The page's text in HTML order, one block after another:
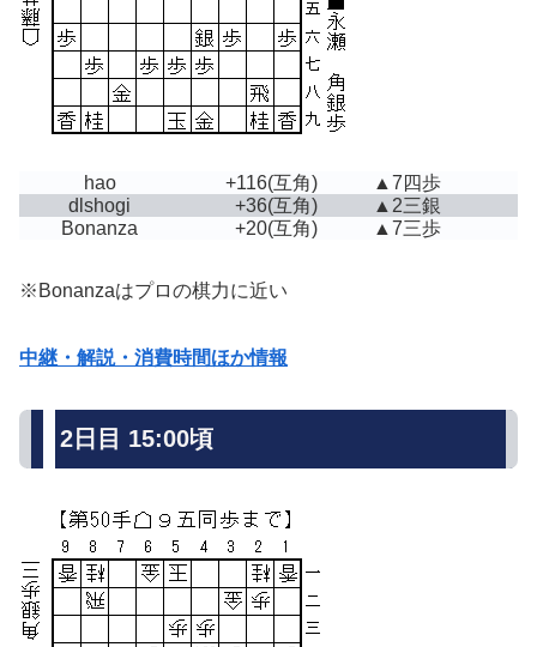
hao +116(互角)
▲7四歩
dlshogi
+36(互角)
▲2三銀
Bonanza
+20(互角) ▲7三歩
※Bonanzaはプロの棋力に近い
中継・解説・消費時間ほか情報
2日目 15:00頃